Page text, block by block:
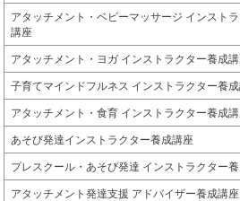
アタッチメント・ベビーマッサージ インスト
講座
アタッチメント・ヨガ インストラクター養成
子育てマインドフルネス インストラクター養
アタッチメント・食育 インストラクター養成
あそび発達インストラクター養成講座
プレスクール・あそび発達 インストラクター
アタッチメント発達支援 アドバイザー養成講座